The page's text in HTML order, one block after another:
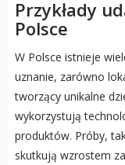
Przykłady
Polsce
W Polsce istnieje
uznanie, zarówno
tworzący unikalne
wykorzystują
produktów. Próby,
skutkują wzrostem